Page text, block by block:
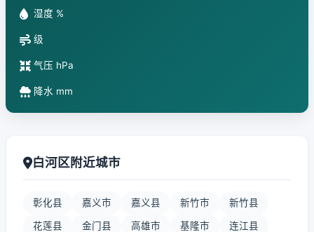
湿度 %
级
气压 hPa
降水 mm
白河区附近城市
彰化县 嘉义市 嘉义县 新竹市 新竹县
花莲县 金门县 高雄市 基隆市 连江县